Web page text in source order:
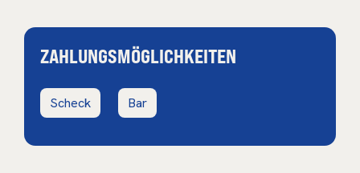
ZAHLUNGSMÖGLICHKEITEN
Scheck Bar